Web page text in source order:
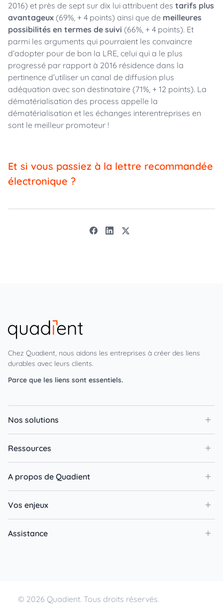
2016) et près de sept sur dix lui attribuent des tarifs plus
avantageux (69%, + 4 points) ainsi que de meilleures
possibilités en termes de suivi (66%, + 4 points). Et
parmi les arguments qui pourraient les convaincre
d’adopter pour de bon la LRE, celui qui a le plus
progressé par rapport à 2016 résidence dans la
pertinence d’utiliser un canal de diffusion plus
adéquation avec son destinataire (71%, + 12 points). La
dématérialisation des process appelle la
dématérialisation et les échanges interentreprises en
sont le meilleur promoteur !
Et si vous passiez à la lettre recommandée
électronique ?
Chez Quadient, nous aidons les entreprises à créer des liens
durables avec leurs clients.
Parce que les liens sont essentiels.
Nos solutions
Ressources
A propos de Quadient
Vos enjeux
Assistance
© 2026 Quadient. Tous droits réservés.